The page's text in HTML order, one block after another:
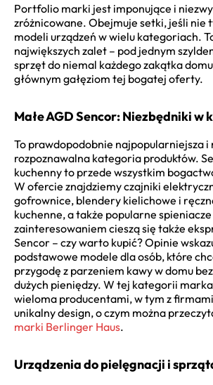
Portfolio marki jest imponujące i
zróżnicowane. Obejmuje setki, jeśli nie
modeli urządzeń w wielu kategoriach.
największych zalet – pod jednym
sprzęt do niemal każdego zakątka
głównym gałęziom tej bogatej oferty.
Małe AGD Sencor: Niezbędniki w
To prawdopodobnie najpopularniejsza i
rozpoznawalna kategoria produktów.
kuchenny to przede wszystkim
W ofercie znajdziemy czajniki
gofrownice, blendery kielichowe i
kuchenne, a także popularne
zainteresowaniem cieszą się także
Sencor – czy warto kupić? Opinie
podstawowe modele dla osób, które
przygodę z parzeniem kawy w domu
dużych pieniędzy. W tej kategorii
wieloma producentami, w tym z
unikalny design, o czym można
marki Berlinger Haus.
Urządzenia do pielęgnacji i